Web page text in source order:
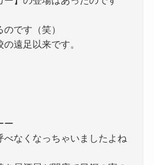
です（笑）
遠足以来です。
ー
べなくなっちゃいましたよね